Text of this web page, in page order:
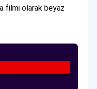
filmi olarak beyaz